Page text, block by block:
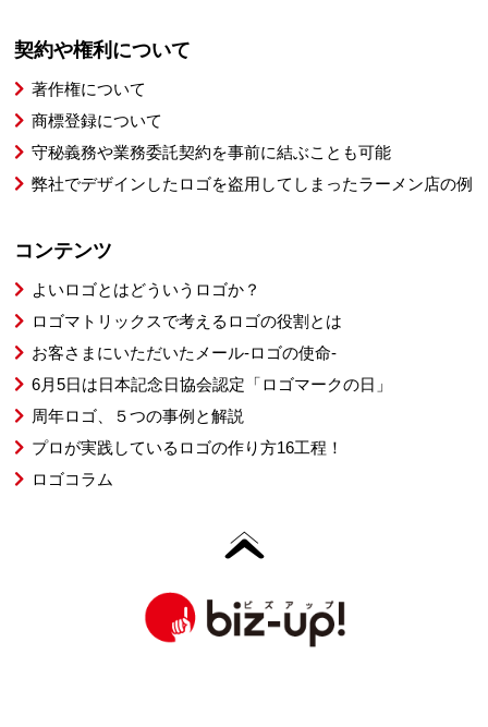
契約や権利について
著作権について
商標登録について
守秘義務や業務委託契約を事前に結ぶことも可能
弊社でデザインしたロゴを盗用してしまったラーメン店の例
コンテンツ
よいロゴとはどういうロゴか？
ロゴマトリックスで考えるロゴの役割とは
お客さまにいただいたメール-ロゴの使命-
6月5日は日本記念日協会認定「ロゴマークの日」
周年ロゴ、５つの事例と解説
プロが実践しているロゴの作り方16工程！
ロゴコラム